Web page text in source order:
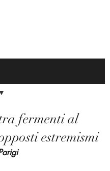
fermenti al
estremismi